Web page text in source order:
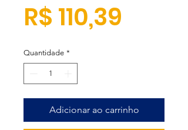
R$ 110,39
Quantidade *
Adicionar ao carrinho